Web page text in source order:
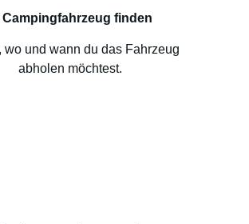
Campingfahrzeug finden
wo und wann du das Fahrzeug
abholen möchtest.